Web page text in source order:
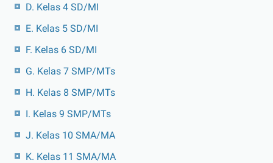
D. Kelas 4 SD/MI
E. Kelas 5 SD/MI
F. Kelas 6 SD/MI
G. Kelas 7 SMP/MTs
H. Kelas 8 SMP/MTs
I. Kelas 9 SMP/MTs
J. Kelas 10 SMA/MA
K. Kelas 11 SMA/MA